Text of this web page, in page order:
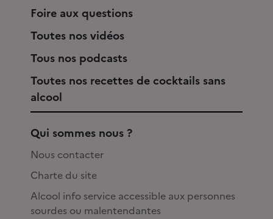
Foire aux questions
Toutes nos vidéos
Tous nos podcasts
Toutes nos recettes de cocktails sans
alcool
Qui sommes nous ?
Nous contacter
Charte du site
Alcool info service accessible aux personnes
sourdes ou malentendantes